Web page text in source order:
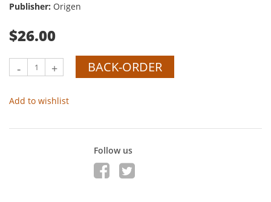
Publisher: Origen
$26.00
- + BACK-ORDER
Add to wishlist
Follow us